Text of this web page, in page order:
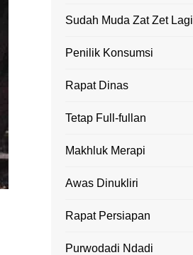
Sudah Muda Zat Zet Lagi
Penilik Konsumsi
Rapat Dinas
Tetap Full-fullan
Makhluk Merapi
Awas Dinukliri
Rapat Persiapan
Purwodadi Ndadi